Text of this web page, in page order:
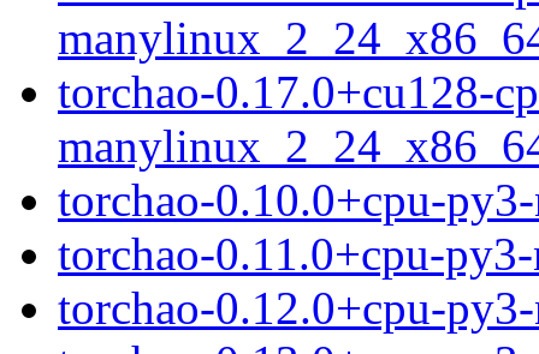
torchao-0.17.0+cu128-
torchao-0.10.0+cpu-
torchao-0.11.0+cpu-
torchao-0.12.0+cpu-